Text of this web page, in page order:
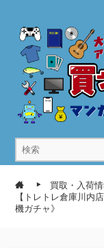
買取・入荷
【トレトレ倉庫川内
機ガチャ》